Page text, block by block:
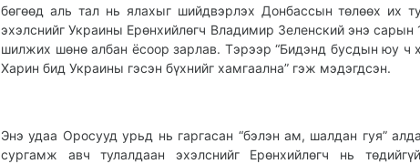
бөгөөд аль тал нь ялахыг шийдвэрлэх Донбассын төлөөх их
эхэлснийг Украины Ерөнхийлөгч Владимир Зеленский энэ сарын
шилжих шөнө албан ёсоор зарлав. Тэрээр “Бидэнд бусдын юу ч
Харин бид Украины гэсэн бүхнийг хамгаална” гэж мэдэгдсэн.
Энэ удаа Оросууд урьд нь гаргасан “бэлэн ам, шалдан гуя”
сургамж авч тулалдаан эхэлснийг Ерөнхийлөгч нь